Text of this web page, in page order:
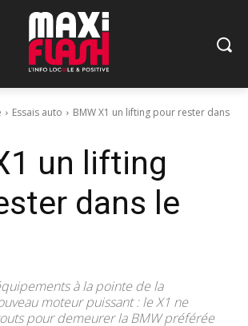
Essais auto
BMW X1 un lifting pour rester dans
un lifting
dans le
à la pointe de la
moteur puissant : le X1 ne
pour demeurer la BMW préférée